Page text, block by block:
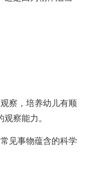
察，培养幼儿有顺
察能力。
见事物蕴含的科学